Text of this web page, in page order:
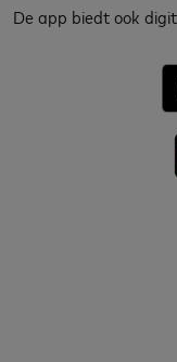
De app biedt ook